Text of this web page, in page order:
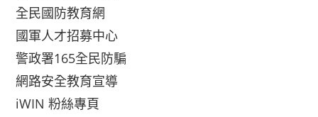
全民國防教育網
國軍人才招募中心
警政署165全民防騙
網路安全教育宣導
iWIN 粉絲專頁